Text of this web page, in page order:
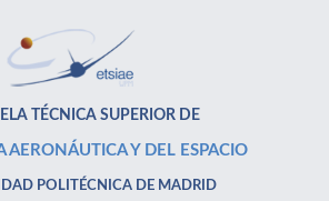
TÉCNICA SUPERIOR DE
AERONÁUTICA Y DEL ESPACIO
POLITÉCNICA DE MADRID